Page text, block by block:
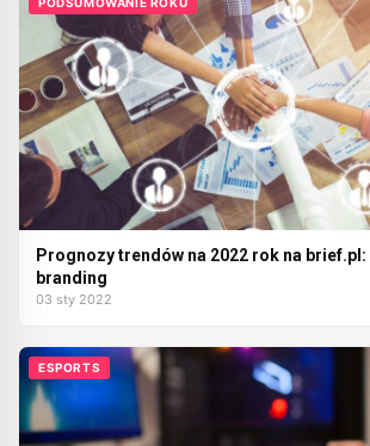
Prognozy trendów na 2022 rok na brief.pl:
branding
03 sty 2022
ESPORTS